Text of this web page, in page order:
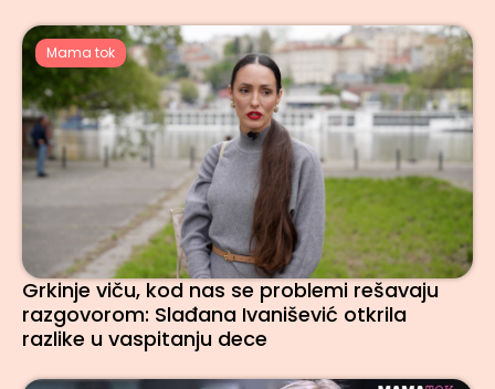
Mama tok
Grkinje viču, kod nas se problemi rešavaju
razgovorom: Slađana Ivanišević otkrila
razlike u vaspitanju dece